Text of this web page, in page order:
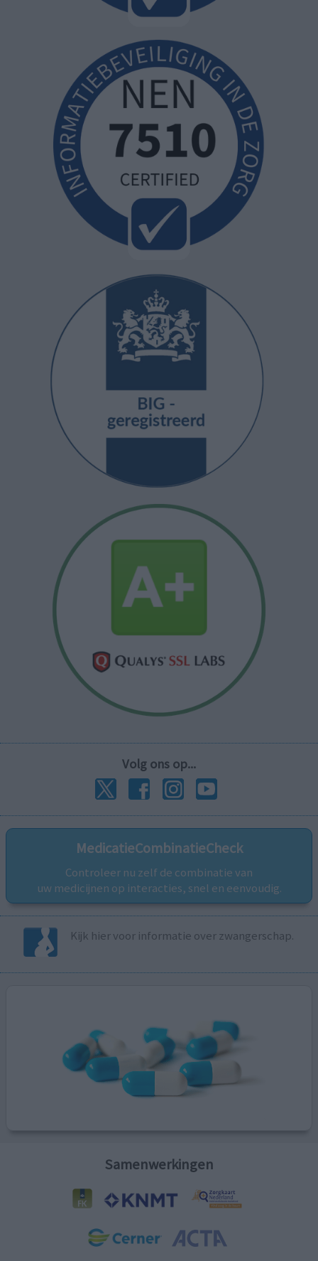
Volg ons op...
MedicatieCombinatieCheck
Controleer nu zelf de combinatie van
uw medicijnen op interacties, snel en eenvoudig.
Kijk hier voor informatie over zwangerschap.
Samenwerkingen